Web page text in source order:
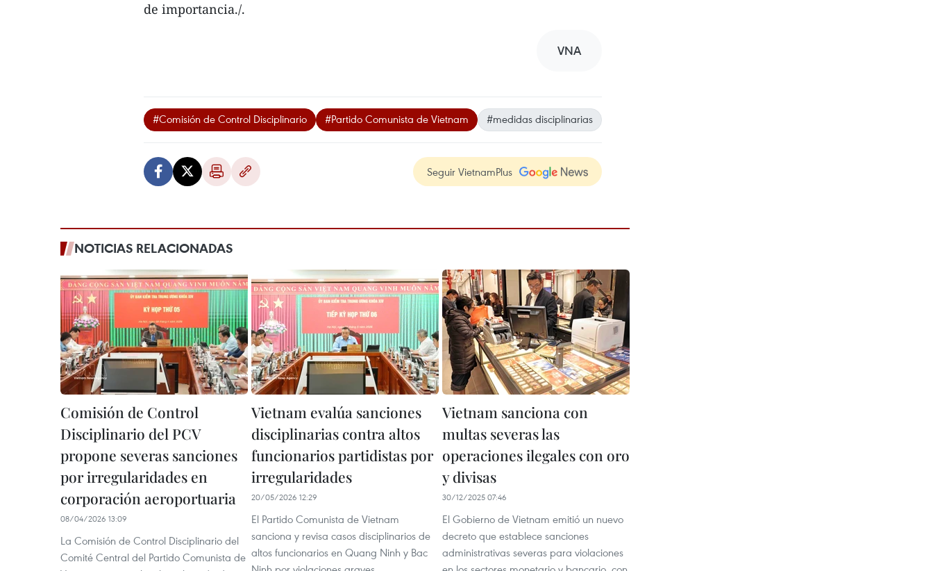
de importancia./.
VNA
#Comisión de Control Disciplinario #Partido Comunista de Vietnam #medidas disciplinarias
Seguir VietnamPlus
NOTICIAS RELACIONADAS
Comisión de Control
Disciplinario del PCV
propone severas sanciones
por irregularidades en
corporación aeroportuaria
08/04/2026 13:09
La Comisión de Control Disciplinario del
Comité Central del Partido Comunista de
Vietnam evalúa sanciones
disciplinarias contra altos
funcionarios partidistas por
irregularidades
20/05/2026 12:29
El Partido Comunista de Vietnam
sanciona y revisa casos disciplinarios de
altos funcionarios en Quang Ninh y Bac
Vietnam sanciona con
multas severas las
operaciones ilegales con oro
y divisas
30/12/2025 07:46
El Gobierno de Vietnam emitió un nuevo
decreto que establece sanciones
administrativas severas para violaciones